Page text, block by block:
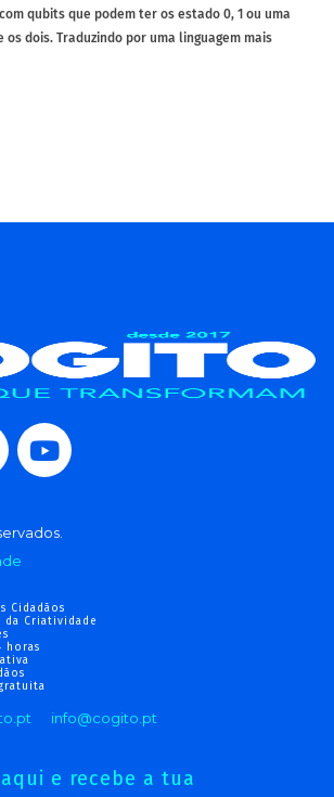
qubits que podem ter os estado 0, 1 ou uma
dois. Traduzindo por uma linguagem mais
Cidadãos
Criatividade
horas
info@cogito.pt
e recebe a tua